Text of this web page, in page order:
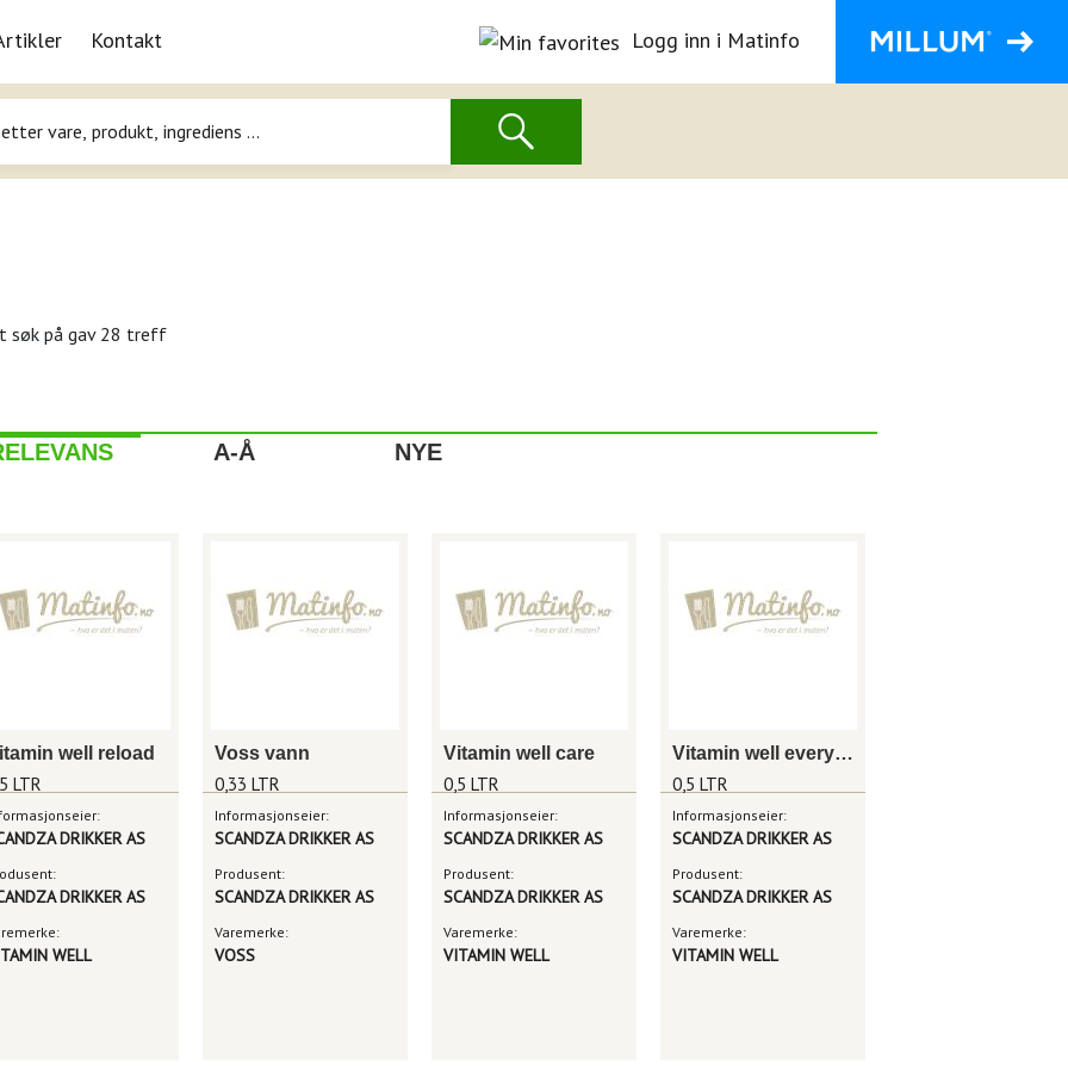
Kontakt Logg inn i Matinfo
søk på gav 28 treff
A-Å NYE
well reload
LTR
DRIKKER AS
DRIKKER AS
WELL
Voss vann
0,33 LTR
Informasjonseier:
SCANDZA DRIKKER AS
Produsent:
SCANDZA DRIKKER AS
Varemerke:
VOSS
Vitamin well care
0,5 LTR
Informasjonseier:
SCANDZA DRIKKER AS
Produsent:
SCANDZA DRIKKER AS
Varemerke:
VITAMIN WELL
Vitamin well everyday
0,5 LTR
Informasjonseier:
SCANDZA DRIKKER AS
Produsent:
SCANDZA DRIKKER AS
Varemerke:
VITAMIN WELL